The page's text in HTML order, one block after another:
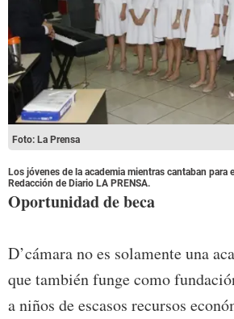
Foto: La Prensa
Los jóvenes de la academia mientras cantaban para
Redacción de Diario LA PRENSA.
Oportunidad de beca
D’cámara no es solamente una
que también funge como
a niños de escasos recursos